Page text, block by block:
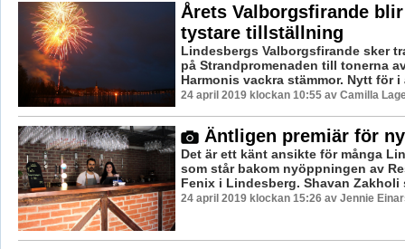
Årets Valborgsfirande
tystare tillställning
Lindesbergs Valborgsfirande sker
på Strandpromenaden till tonerna
Harmonis vackra stämmor. Nytt för i
24 april 2019 klockan 10:55 av Camilla
Äntligen premiär för
Det är ett känt ansikte för många
som står bakom nyöppningen av
Fenix i Lindesberg. Shavan Zakholi
24 april 2019 klockan 15:26 av Jennie